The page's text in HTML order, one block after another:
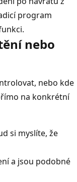
program
nebo
nebo kde
na konkrétní
si myslíte, že
a jsou podobné